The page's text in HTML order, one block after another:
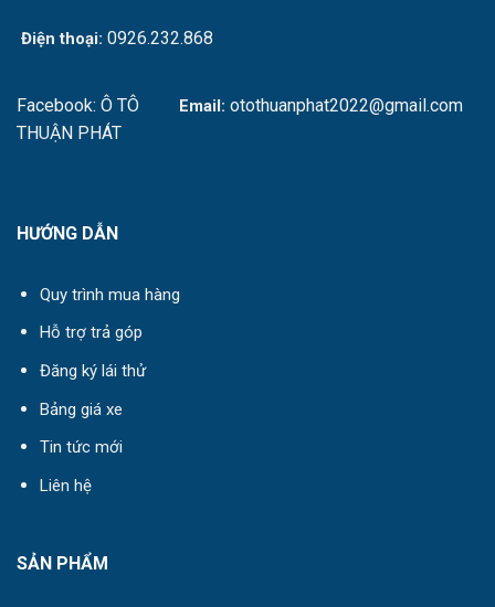
Điện thoại: 0926.232.868
Facebook: Ô TÔ
THUẬN PHÁT
Email: otothuanphat2022@gmail.com
HƯỚNG DẪN
Quy trình mua hàng
Hỗ trợ trả góp
Đăng ký lái thử
Bảng giá xe
Tin tức mới
Liên hệ
SẢN PHẨM